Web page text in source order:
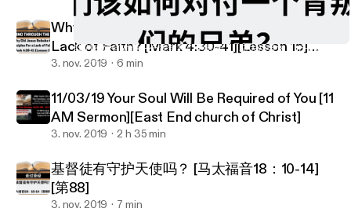
我们该如何对付一个背叛我们的兄弟？ [马太福音18：15-20][第89]
East End church of Christ
Why Did Jesus Rebuke the Disciples For a
Lack of Faith? [Mark 4:30-41][Lesson 15]
[W.T.T.B.]
3. nov. 2019 6 min
11/03/19 Your Soul Will Be Required of You [11
AM Sermon][East End church of Christ]
3. nov. 2019 2 h 35 min
基督徒有守护天使吗？ [马太福音18：10-14]
[第88]
3. nov. 2019 7 min